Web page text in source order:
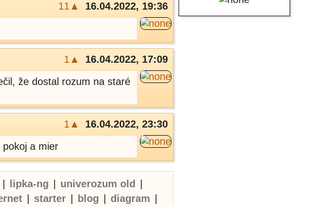
11▲
16.04.2022, 19:36
1▲
16.04.2022, 17:09
že dostal rozum na staré
1▲
16.04.2022, 23:30
a mier
lipka-ng univerozum old
starter blog diagram